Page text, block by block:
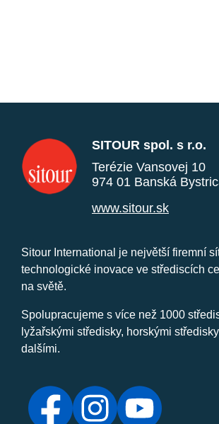
SITOUR spol. s r.o.
Terézie Vansovej 10
974 01 Banská
www.sitour.sk
Sitour International je největší firemní
technologické inovace ve střediscích
na světě.
Spolupracujeme s více než 1000
lyžařskými středisky, horskými
dalšími.